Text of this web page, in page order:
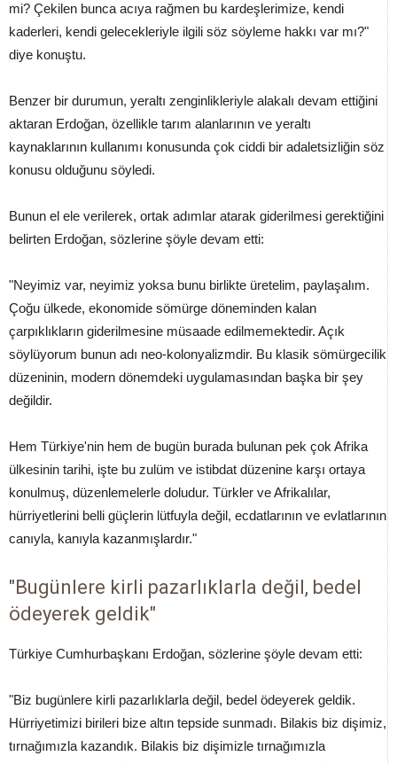
mi? Çekilen bunca acıya rağmen bu kardeşlerimize, kendi
kaderleri, kendi gelecekleriyle ilgili söz söyleme hakkı var mı?"
diye konuştu.
Benzer bir durumun, yeraltı zenginlikleriyle alakalı devam ettiğini
aktaran Erdoğan, özellikle tarım alanlarının ve yeraltı
kaynaklarının kullanımı konusunda çok ciddi bir adaletsizliğin söz
konusu olduğunu söyledi.
Bunun el ele verilerek, ortak adımlar atarak giderilmesi gerektiğini
belirten Erdoğan, sözlerine şöyle devam etti:
"Neyimiz var, neyimiz yoksa bunu birlikte üretelim, paylaşalım.
Çoğu ülkede, ekonomide sömürge döneminden kalan
çarpıklıkların giderilmesine müsaade edilmemektedir. Açık
söylüyorum bunun adı neo-kolonyalizmdir. Bu klasik sömürgecilik
düzeninin, modern dönemdeki uygulamasından başka bir şey
değildir.
Hem Türkiye'nin hem de bugün burada bulunan pek çok Afrika
ülkesinin tarihi, işte bu zulüm ve istibdat düzenine karşı ortaya
konulmuş, düzenlemelerle doludur. Türkler ve Afrikalılar,
hürriyetlerini belli güçlerin lütfuyla değil, ecdatlarının ve evlatlarının
canıyla, kanıyla kazanmışlardır."
"Bugünlere kirli pazarlıklarla değil, bedel
ödeyerek geldik"
Türkiye Cumhurbaşkanı Erdoğan, sözlerine şöyle devam etti:
"Biz bugünlere kirli pazarlıklarla değil, bedel ödeyerek geldik.
Hürriyetimizi birileri bize altın tepside sunmadı. Bilakis biz dişimiz,
tırnağımızla kazandık. Bilakis biz dişimizle tırnağımızla